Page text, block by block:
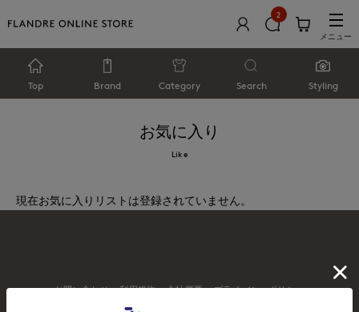
2
メニュー
Top Brand Category Search Styling
お気に入り
Like
現在お気に入りリストは登録されていません。
お問い合わせ 利用規約 会社概要 プライバシーポリシー